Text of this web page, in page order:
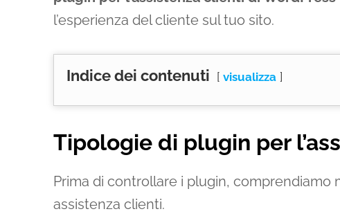
l’esperienza del cliente sul tuo sito.
Indice dei contenuti visualizza
Tipologie di plugin per
Prima di controllare i plugin, comprendiamo
assistenza clienti.